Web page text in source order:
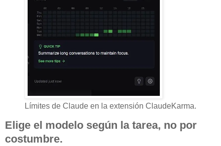
Límites de Claude en la extensión ClaudeKarma.
Elige el modelo según la tarea, no por
costumbre.